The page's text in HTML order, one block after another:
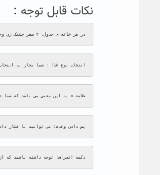
نکات قابل توجه :
در هر خانه ی جدول، ۲ صفر چشمک زن وجود دارد که صفر بالایی به منزله انتخاب" سلف" وصفر پایینی به منزله انتخاب  "نوع غذا" می باشد.
انتخاب نوع غذا : شما مجاز به
علامت x به این معنی می باشد که شما در آن وعده غذا خورده اید.
پس دادن وعده: می توانید با فشار
دکمه انصراف: توجه داشته باشید که